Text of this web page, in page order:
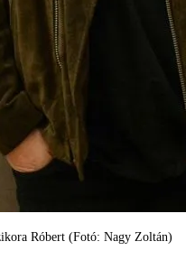
Róbert (Fotó: Nagy Zoltán)